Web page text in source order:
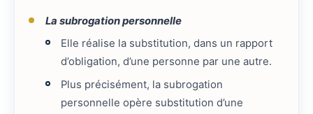
La subrogation personnelle
Elle réalise la substitution, dans un rapport
d’obligation, d’une personne par une autre.
Plus précisément, la subrogation
personnelle opère substitution d’une